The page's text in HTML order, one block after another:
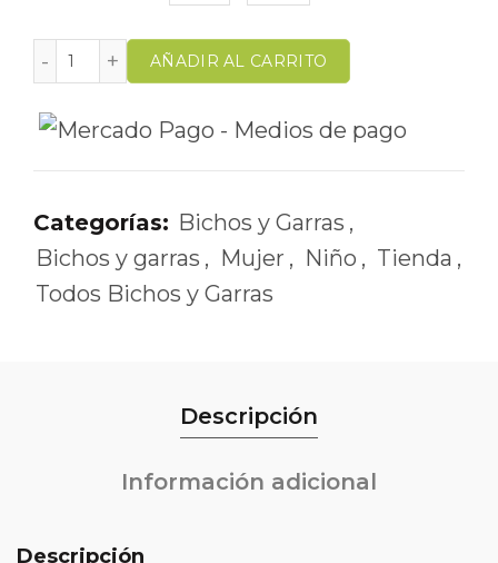
AÑADIR AL CARRITO
Categorías: Bichos y Garras ,
Bichos y garras , Mujer , Niño , Tienda ,
Todos Bichos y Garras
Descripción
Información adicional
Descripción